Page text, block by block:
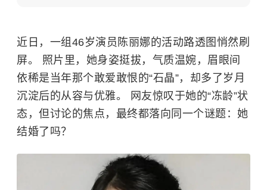
近日，一组46岁演员陈丽娜的活动路透图悄然刷
屏。 照片里，她身姿挺拔，气质温婉，眉眼间
依稀是当年那个敢爱敢恨的“石晶”，却多了岁月
沉淀后的从容与优雅。 网友惊叹于她的“冻龄”状
态，但讨论的焦点，最终都落向同一个谜题：她
结婚了吗？